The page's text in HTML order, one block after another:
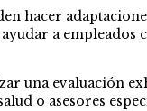
hacer
a
una evaluación
o asesores